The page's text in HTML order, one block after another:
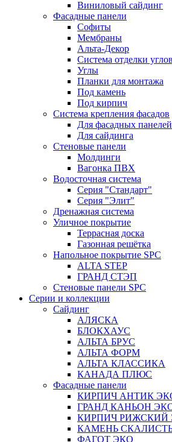
Виниловый сайдинг
Фасадные панели
Софиты
Мембраны
Альта-Декор
Система отделки углов
Углы
Планки для монтажа
Под камень
Под кирпич
Система крепления фасадов
Для фасадных панелей
Для сайдинга
Стеновые панели
Молдинги
Вагонка ПВХ
Водосточная система
Серия "Стандарт"
Серия "Элит"
Дренажная система
Уличное покрытие
Террасная доска
Газонная решётка
Напольное покрытие SPC
ALTA STEP
ГРАНД СТЭП
Стеновые панели SPC
Серии и коллекции
Сайдинг
АЛЯСКА
БЛОКХАУС
АЛЬТА БРУС
АЛЬТА ФОРМ
АЛЬТА КЛАССИКА
КАНАДА ПЛЮС
Фасадные панели
КИРПИЧ АНТИК
ГРАНД КАНЬОН
КИРПИЧ РИЖСКИЙ
КАМЕНЬ
ФАГОТ ЭКО